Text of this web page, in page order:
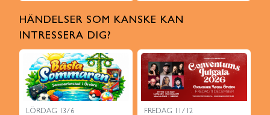
HÄNDELSER SOM KANSKE KAN
INTRESSERA DIG?
LÖRDAG 13/6 FREDAG 11/12